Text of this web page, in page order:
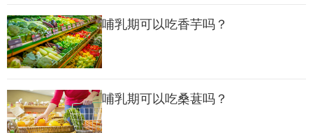
哺乳期可以吃香芋吗？
哺乳期可以吃桑葚吗？